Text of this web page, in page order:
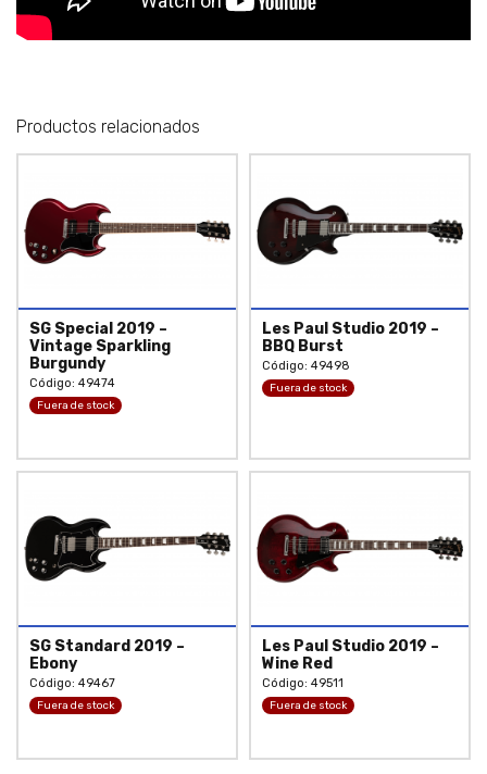
Productos relacionados
SG Special 2019 –
Vintage Sparkling
Burgundy
Código: 49474
Fuera de stock
Les Paul Studio 2019 –
BBQ Burst
Código: 49498
Fuera de stock
SG Standard 2019 –
Ebony
Código: 49467
Fuera de stock
Les Paul Studio 2019 –
Wine Red
Código: 49511
Fuera de stock